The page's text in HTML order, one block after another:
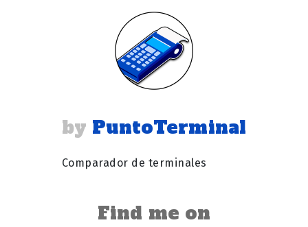
PuntoTerminal
Comparador de terminales
Find me on